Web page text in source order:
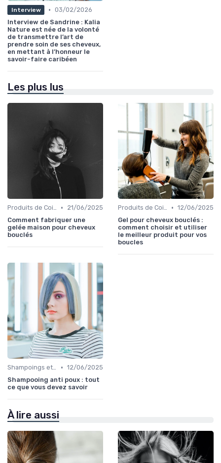
Interview • 03/02/2026
Interview de Sandrine : Kalia
Nature est née de la volonté
de transmettre l’art de
prendre soin de ses cheveux,
en mettant à l’honneur le
savoir-faire caribéen
Les plus lus
Produits de Coiffage •
21/06/2025
Comment fabriquer une
gelée maison pour cheveux
bouclés
Produits de Coiffage • 12/06/2025
Gel pour cheveux bouclés :
comment choisir et utiliser
le meilleur produit pour vos
boucles
Shampoings et Après-Shampoings • 12/06/2025
Shampooing anti poux : tout
ce que vous devez savoir
À lire aussi